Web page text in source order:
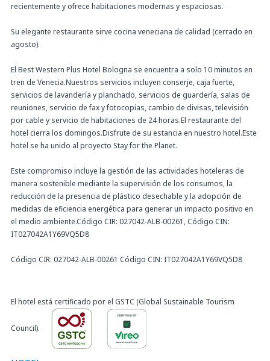
recientemente y ofrece habitaciones modernas y espaciosas.
Su elegante restaurante sirve cocina veneciana de calidad (cerrado en
agosto).
El Best Western Plus Hotel Bologna se encuentra a solo 10 minutos en
tren de Venecia.Nuestros servicios incluyen conserje, caja fuerte,
servicios de lavandería y planchado, servicios de guardería, salas de
reuniones, servicio de fax y fotocopias, cambio de divisas, televisión
por cable y servicio de habitaciones de 24 horas.El restaurante del
hotel cierra los domingos.Disfrute de su estancia en nuestro hotel.Este
hotel se ha unido al proyecto Stay for the Planet.
Este compromiso incluye la gestión de las actividades hoteleras de
manera sostenible mediante la supervisión de los consumos, la
reducción de la presencia de plástico desechable y la adopción de
medidas de eficiencia energética para generar un impacto positivo en
el medio ambiente.Código CIR: 027042-ALB-00261, Código CIN:
IT027042A1Y69VQ5D8
Código CIR: 027042-ALB-00261 Código CIN: IT027042A1Y69VQ5D8
El hotel está certificado por el GSTC (Global Sustainable Tourism
Council).